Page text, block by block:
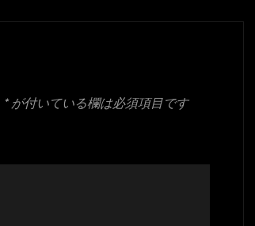
*が付いている欄は必須項目です